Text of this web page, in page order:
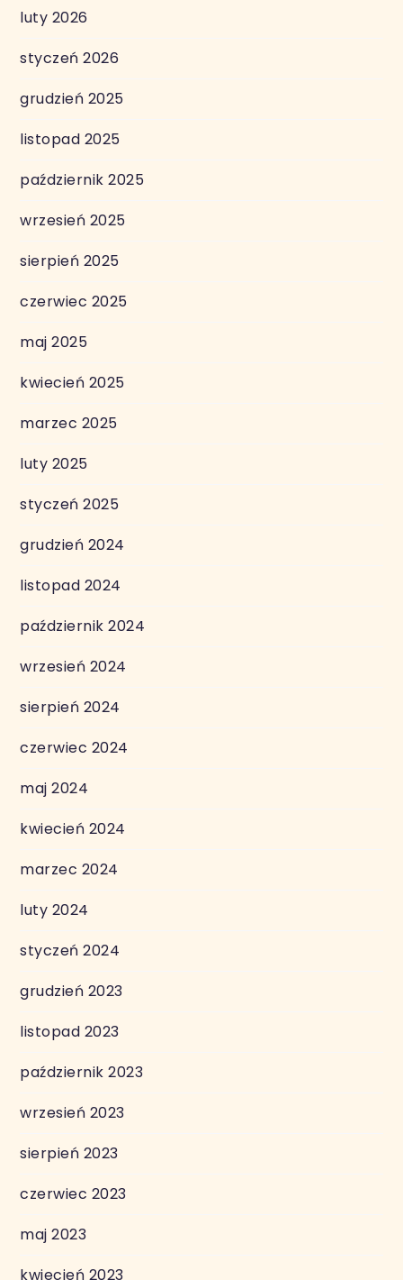
luty 2026
styczeń 2026
grudzień 2025
listopad 2025
październik 2025
wrzesień 2025
sierpień 2025
czerwiec 2025
maj 2025
kwiecień 2025
marzec 2025
luty 2025
styczeń 2025
grudzień 2024
listopad 2024
październik 2024
wrzesień 2024
sierpień 2024
czerwiec 2024
maj 2024
kwiecień 2024
marzec 2024
luty 2024
styczeń 2024
grudzień 2023
listopad 2023
październik 2023
wrzesień 2023
sierpień 2023
czerwiec 2023
maj 2023
kwiecień 2023